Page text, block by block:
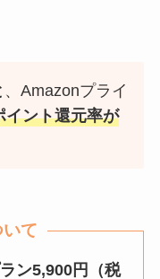
、Amazonプライ
イント還元率が
て
ン5,900円（税